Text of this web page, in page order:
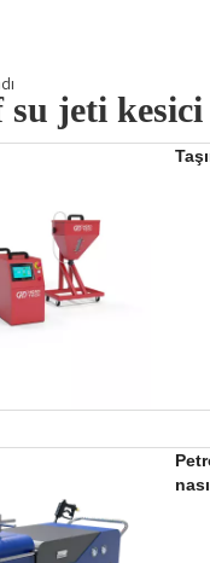
jeti kesici